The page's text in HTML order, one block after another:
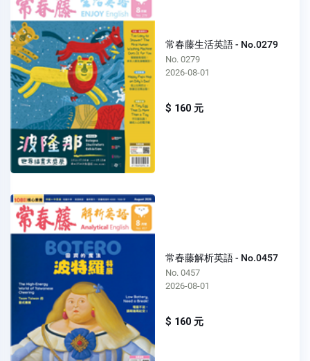
常春藤生活英語 - No.0279
No. 0279
2026-08-01
$ 160 元
常春藤解析英語 - No.0457
No. 0457
2026-08-01
$ 160 元